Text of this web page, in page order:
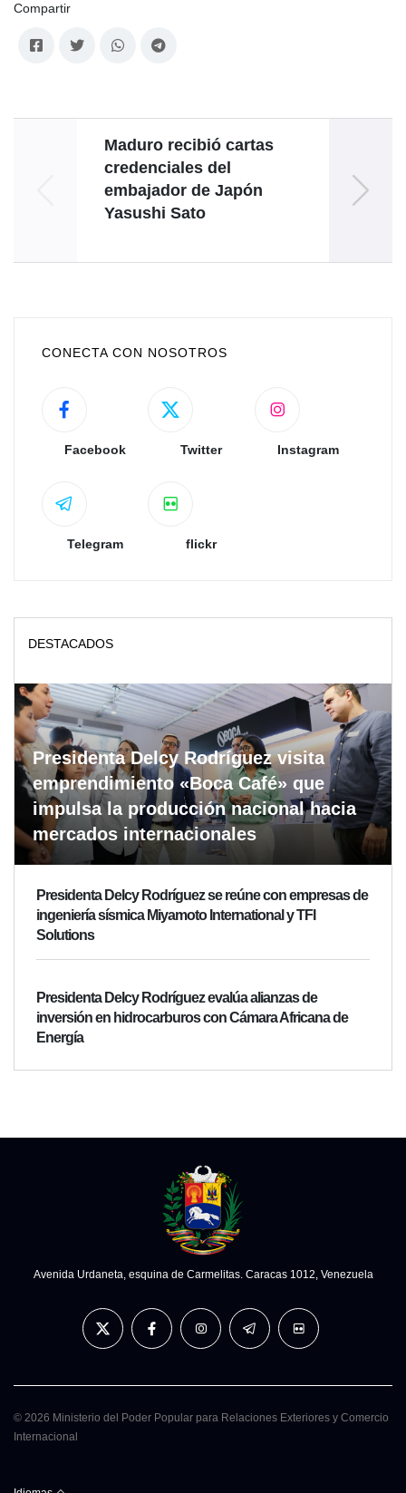
Compartir
Maduro recibió cartas
credenciales del
embajador de Japón
Yasushi Sato
con
CONECTA CON NOSOTROS
Facebook Twitter Instagram
Telegram flickr
DESTACADOS
Presidenta Delcy Rodríguez visita
emprendimiento «Boca Café» que
impulsa la producción nacional hacia
mercados internacionales
Presidenta Delcy Rodríguez se reúne con empresas de
ingeniería sísmica Miyamoto International y TFI
Solutions
Presidenta Delcy Rodríguez evalúa alianzas de
inversión en hidrocarburos con Cámara Africana de
Energía
Avenida Urdaneta, esquina de Carmelitas. Caracas 1012, Venezuela
© 2026 Ministerio del Poder Popular para Relaciones Exteriores y Comercio
Internacional